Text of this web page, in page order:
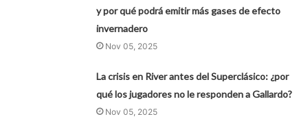
y por qué podrá emitir más gases de efecto
invernadero
Nov 05, 2025
La crisis en River antes del Superclásico: ¿por
qué los jugadores no le responden a Gallardo?
Nov 05, 2025